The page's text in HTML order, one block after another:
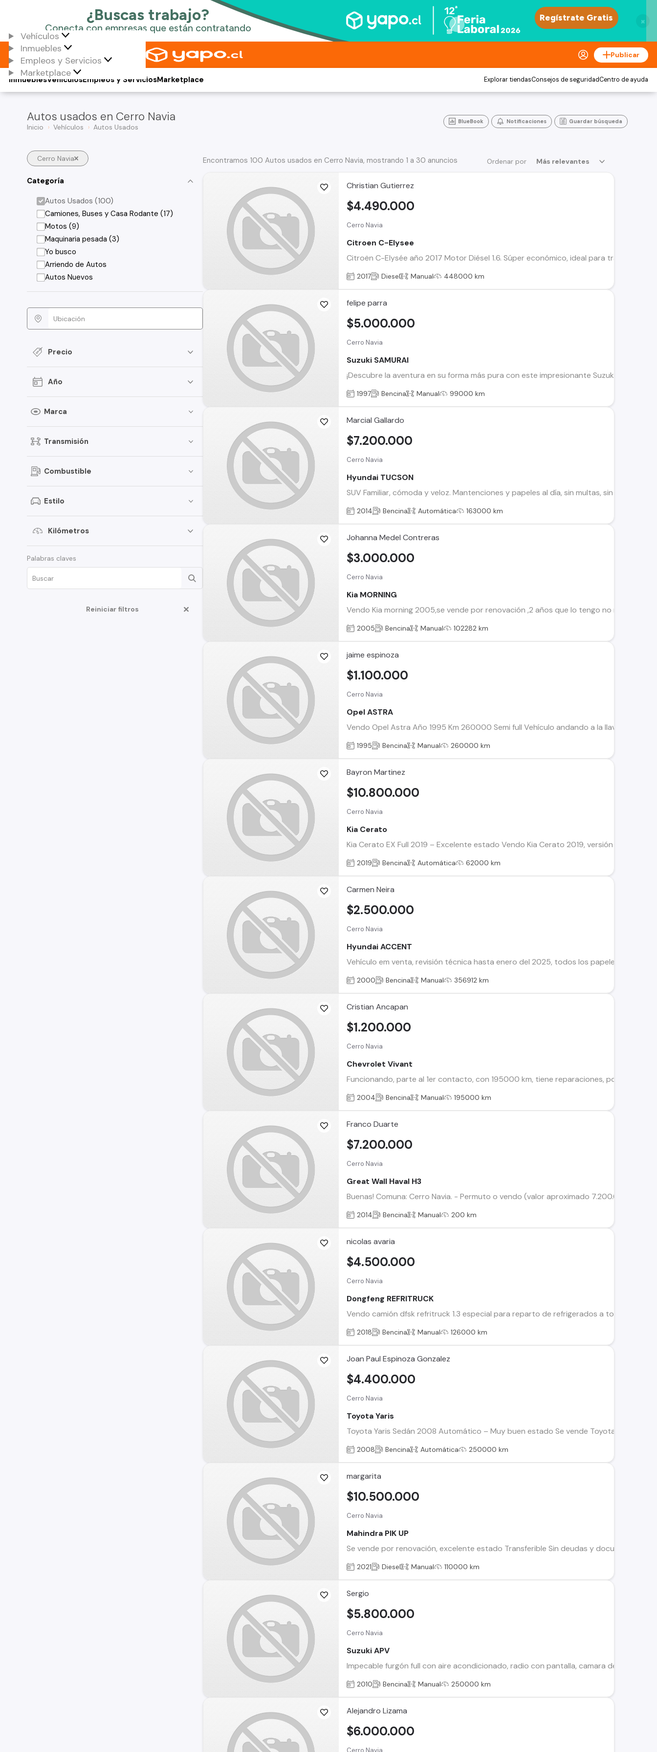
×
Vehículos
Inmuebles
Empleos y Servicios
Marketplace
Publicar
Vehículos
Inmuebles Empleos y ServiciosMarketplace Explorar tiendasConsejos de seguridadCentro de ayuda
Autos usados en Cerro Navia
Inicio Vehículos Autos Usados
BlueBook Notificaciones Guardar búsqueda
Cerro Navia
Categoría
Autos Usados (100)
Camiones, Buses y Casa Rodante (17)
Motos (9)
Maquinaria pesada (3)
Yo busco
Arriendo de Autos
Autos Nuevos
Precio
Año
Marca
Transmisión
Combustible
Estilo
Kilómetros
Palabras claves
Reiniciar filtros
Ordenar por Más relevantes
Encontramos 100 Autos usados en Cerro Navia, mostrando 1 a 30 anuncios
Christian Gutierrez
Cerro Navia
Citroen C-Elysee
Citroën C-Elysée año 2017 Motor Diésel 1.6. Súper económico, ideal para trabajar en
$4.490.000
2017 Diesel Manual 448000 km
felipe parra
Cerro Navia
Suzuki SAMURAI
¡Descubre la aventura en su forma más pura con este impresionante Suzuki
$5.000.000
1997 Bencina Manual 99000 km
Marcial Gallardo
Cerro Navia
Hyundai TUCSON
SUV Familiar, cómoda y veloz. Mantenciones y papeles al día, sin multas, sin prendas,
$7.200.000
2014 Bencina Automática 163000 km
Johanna Medel Contreras
Cerro Navia
Kia MORNING
Vendo Kia morning 2005,se vende por renovación ,2 años que lo tengo no me a
$3.000.000
2005 Bencina Manual 102282 km
jaime espinoza
Cerro Navia
Opel ASTRA
Vendo Opel Astra Año 1995 Km 260000 Semi full Vehículo andando a la llave ,
$1.100.000
1995 Bencina Manual 260000 km
Bayron Martinez
Cerro Navia
Kia Cerato
Kia Cerato EX Full 2019 – Excelente estado Vendo Kia Cerato 2019, versión EX Full,
$10.800.000
2019 Bencina Automática 62000 km
Carmen Neira
Cerro Navia
Hyundai ACCENT
Vehículo em venta, revisión técnica hasta enero del 2025, todos los papeles al día,
$2.500.000
2000 Bencina Manual 356912 km
Cristian Ancapan
Cerro Navia
Chevrolet Vivant
Funcionando, parte al 1er contacto, con 195000 km, tiene reparaciones, por
$1.200.000
2004 Bencina Manual 195000 km
Franco Duarte
Cerro Navia
Great Wall Haval H3
Buenas! Comuna: Cerro Navia. - Permuto o vendo (valor aproximado 7.200.000)
$7.200.000
2014 Bencina Manual 200 km
nicolas avaria
Cerro Navia
Dongfeng REFRITRUCK
Vendo camión dfsk refritruck 1.3 especial para reparto de refrigerados a toda
$4.500.000
2018 Bencina Manual 126000 km
Joan Paul Espinoza Gonzalez
Cerro Navia
Toyota Yaris
Toyota Yaris Sedán 2008 Automático – Muy buen estado Se vende Toyota Yaris
$4.400.000
2008 Bencina Automática 250000 km
margarita
Cerro Navia
Mahindra PIK UP
Se vende por renovación, excelente estado Transferible Sin deudas y documentos
$10.500.000
2021 Diesel Manual 110000 km
Sergio
Cerro Navia
Suzuki APV
Impecable furgón full con aire acondicionado, radio con pantalla, camara de
$5.800.000
2010 Bencina Manual 250000 km
Alejandro Lizama
$6.000.000